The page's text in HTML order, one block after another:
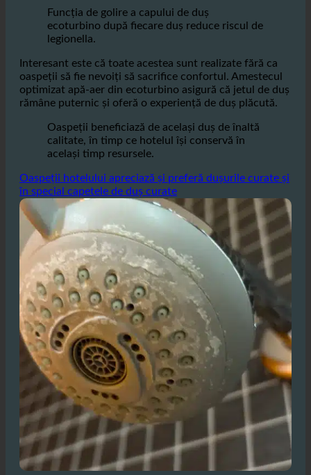
Funcția de golire a capului de duș
ecoturbino după fiecare duș reduce riscul de
legionella.
Interesant este că toate acestea sunt realizate fără ca
oaspeții să fie nevoiți să sacrifice confortul. Amestecul
optimizat apă-aer din ecoturbino asigură că jetul de duș
rămâne puternic și oferă o experiență de duș plăcută.
Oaspeții beneficiază de același duș de înaltă
calitate, în timp ce hotelul își conservă în
același timp resursele.
Oaspeții hotelului apreciază și preferă dușurile curate și
în special capetele de duș curate